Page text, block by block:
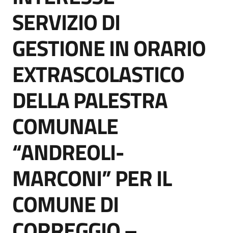
Piattaforme
telematiche
English
site
Seguici
su
SERVIZIO DI
GESTIONE IN ORARIO
EXTRASCOLASTICO
DELLA PALESTRA
COMUNALE
“ANDREOLI-
MARCONI” PER IL
COMUNE DI